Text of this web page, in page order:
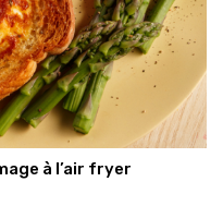
à l’air fryer